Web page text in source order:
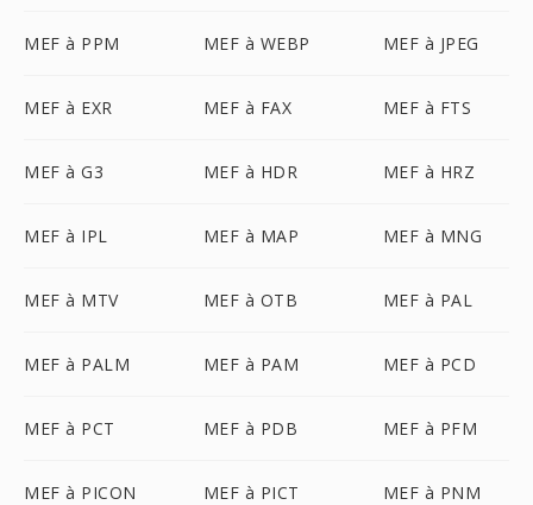
MEF à PPM MEF à WEBP MEF à JPEG
MEF à EXR MEF à FAX MEF à FTS
MEF à G3 MEF à HDR MEF à HRZ
MEF à IPL MEF à MAP MEF à MNG
MEF à MTV MEF à OTB MEF à PAL
MEF à PALM MEF à PAM MEF à PCD
MEF à PCT MEF à PDB MEF à PFM
MEF à PICON MEF à PICT MEF à PNM